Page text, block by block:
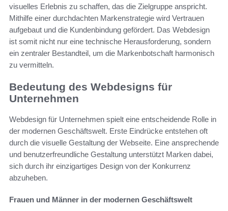
visuelles Erlebnis zu schaffen, das die Zielgruppe anspricht.
Mithilfe einer durchdachten Markenstrategie wird Vertrauen
aufgebaut und die Kundenbindung gefördert. Das Webdesign
ist somit nicht nur eine technische Herausforderung, sondern
ein zentraler Bestandteil, um die Markenbotschaft harmonisch
zu vermitteln.
Bedeutung des Webdesigns für
Unternehmen
Webdesign für Unternehmen spielt eine entscheidende Rolle in
der modernen Geschäftswelt. Erste Eindrücke entstehen oft
durch die visuelle Gestaltung der Webseite. Eine ansprechende
und benutzerfreundliche Gestaltung unterstützt Marken dabei,
sich durch ihr einzigartiges Design von der Konkurrenz
abzuheben.
Frauen und Männer in der modernen Geschäftswelt